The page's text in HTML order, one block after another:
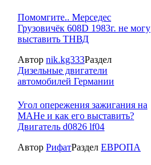
Помомгите.. Мерседес
Грузовичёк 608D 1983г. не могу
выставить ТНВД
Автор nik.kg333Раздел
Дизельные двигатели
автомобилей Германии
Угол опережения зажигания на
МАНе и как его выставить?
Двигатель d0826 lf04
Автор РифатРаздел ЕВРОПА